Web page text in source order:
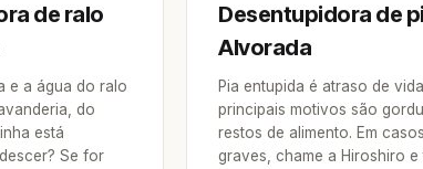
de ralo
e a água do ralo
do
está
Se for
Desentupidora de
Alvorada
Pia entupida é atraso de
principais motivos são
restos de alimento. Em
graves, chame a Hiroshiro e